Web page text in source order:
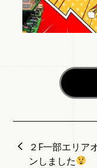
２F一部エリア
ンしました